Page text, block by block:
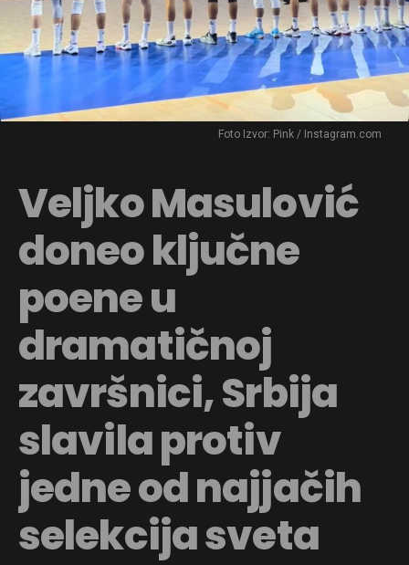
Foto Izvor: Pink / Instagram.com
Veljko Masulović
doneo ključne
poene u
dramatičnoj
završnici, Srbija
slavila protiv
jedne od najjačih
selekcija sveta